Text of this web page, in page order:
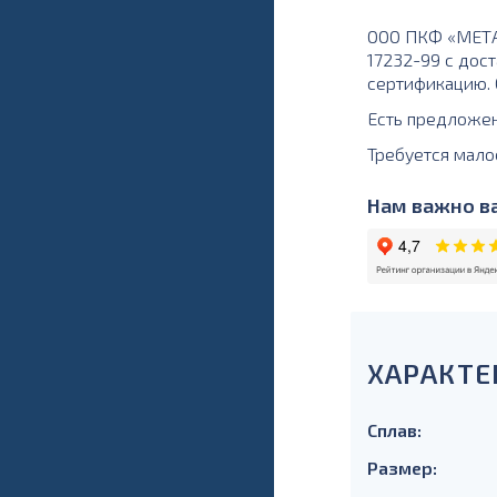
ООО ПКФ
17232-99 с
сертификацию.
Есть
Требуется
Нам важно
Сплав:
Размер: